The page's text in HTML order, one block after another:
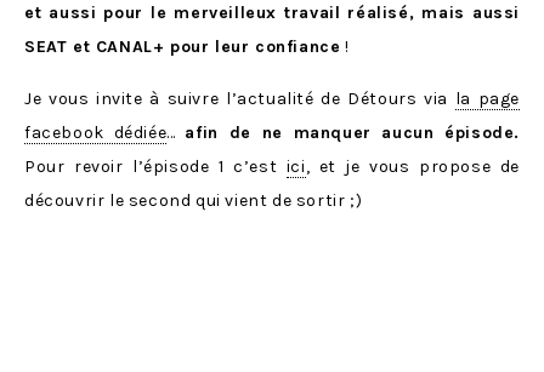
et aussi pour le merveilleux travail réalisé, mais aussi
SEAT et CANAL+ pour leur confiance !
Je vous invite à suivre l’actualité de Détours via la page
facebook dédiée… afin de ne manquer aucun épisode.
Pour revoir l’épisode 1 c’est ici, et je vous propose de
découvrir le second qui vient de sortir ;)